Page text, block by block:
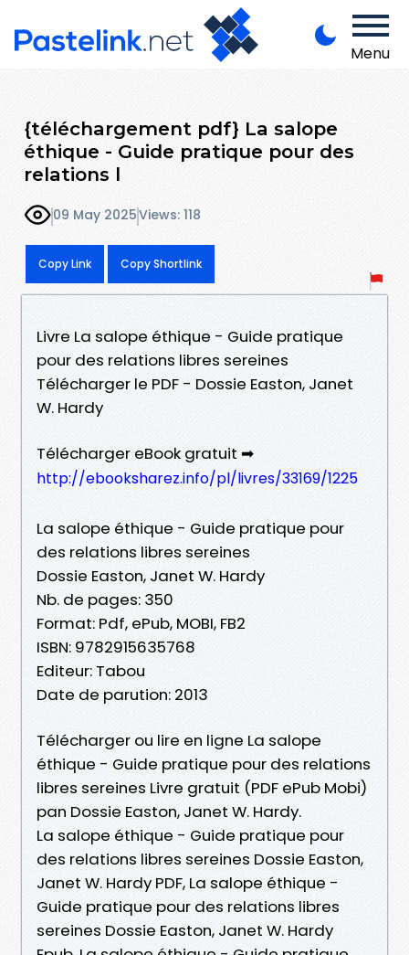
Menu
{téléchargement pdf} La salope
éthique - Guide pratique pour des
relations l
09 May 2025Views: 118
Copy Link Copy Shortlink
Livre La salope éthique - Guide pratique
pour des relations libres sereines
Télécharger le PDF - Dossie Easton, Janet
W. Hardy
Télécharger eBook gratuit ➡
http://ebooksharez.info/pl/livres/33169/1225
La salope éthique - Guide pratique pour
des relations libres sereines
Dossie Easton, Janet W. Hardy
Nb. de pages: 350
Format: Pdf, ePub, MOBI, FB2
ISBN: 9782915635768
Editeur: Tabou
Date de parution: 2013
Télécharger ou lire en ligne La salope
éthique - Guide pratique pour des relations
libres sereines Livre gratuit (PDF ePub Mobi)
pan Dossie Easton, Janet W. Hardy.
La salope éthique - Guide pratique pour
des relations libres sereines Dossie Easton,
Janet W. Hardy PDF, La salope éthique -
Guide pratique pour des relations libres
sereines Dossie Easton, Janet W. Hardy